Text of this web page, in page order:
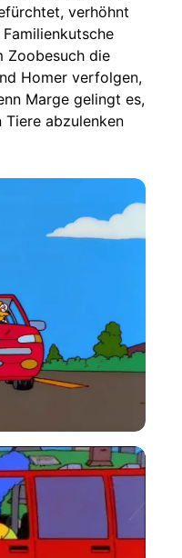
verhöhnt
Zoobesuch die
Homer verfolgen,
Marge gelingt es,
Tiere abzulenken